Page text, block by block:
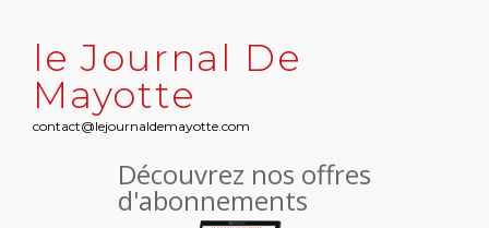
le Journal De
Mayotte
contact@lejournaldemayotte.com
Découvrez nos offres
d'abonnements